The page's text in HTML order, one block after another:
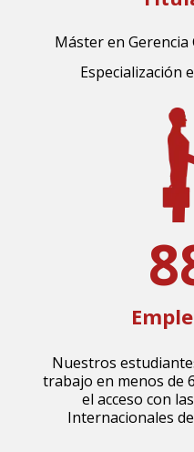
Máster en
Especialización
Nuestros
trabajo en menos de
el acceso con
Internacionales